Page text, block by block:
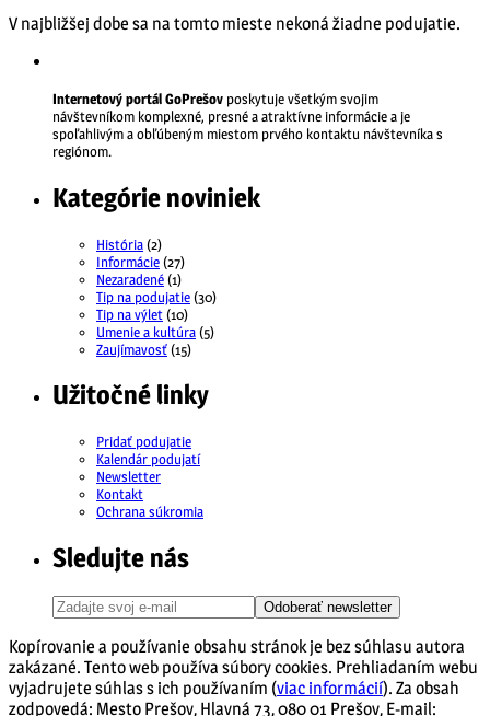
V najbližšej dobe sa na tomto mieste nekoná žiadne podujatie.
Internetový portál GoPrešov poskytuje všetkým svojim
návštevníkom komplexné, presné a atraktívne informácie a je
spoľahlivým a obľúbeným miestom prvého kontaktu návštevníka s
regiónom.
Kategórie noviniek
História(2)
Informácie(27)
Nezaradené(1)
Tip na podujatie(30)
Tip na výlet(10)
Umenie a kultúra(5)
Zaujímavosť(15)
Užitočné linky
Pridať podujatie
Kalendár podujatí
Newsletter
Kontakt
Ochrana súkromia
Sledujte nás
Odoberať newsletter
Kopírovanie a používanie obsahu stránok je bez súhlasu autora
zakázané. Tento web používa súbory cookies. Prehliadaním webu
vyjadrujete súhlas s ich používaním (viac informácií). Za obsah
zodpovedá: Mesto Prešov, Hlavná 73, 080 01 Prešov, E-mail: